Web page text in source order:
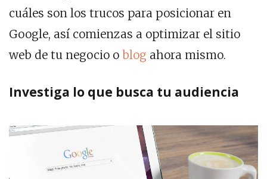
cuáles son los trucos para posicionar en
Google, así comienzas a optimizar el sitio
web de tu negocio o blog ahora mismo.
Investiga lo que busca tu audiencia